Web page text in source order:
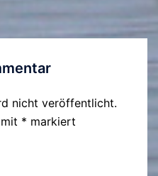
nicht veröffentlicht.
* markiert